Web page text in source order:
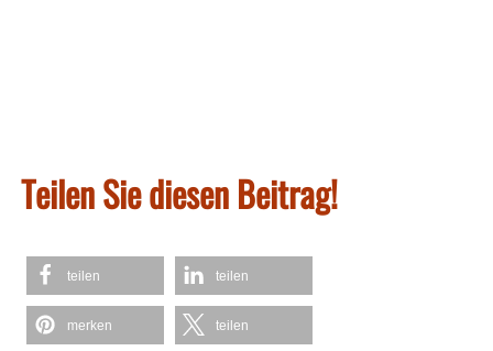
Teilen Sie diesen Beitrag!
teilen teilen
merken teilen